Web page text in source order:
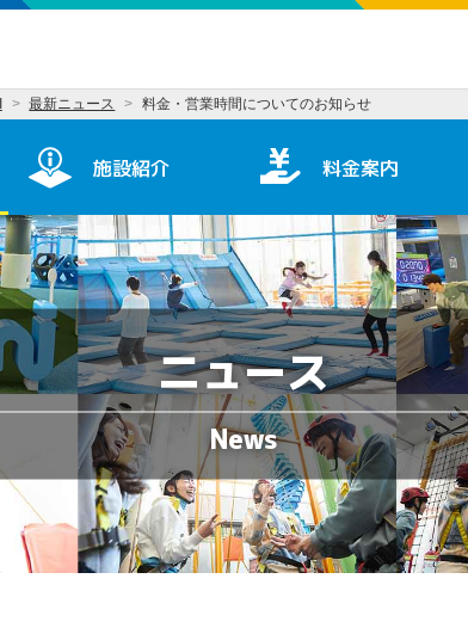
最新ニュース 料金・営業時間についてのお知らせ
施設紹介 料金案内
ニュース